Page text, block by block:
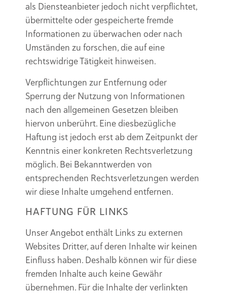
als Diensteanbieter jedoch nicht verpflichtet,
übermittelte oder gespeicherte fremde
Informationen zu überwachen oder nach
Umständen zu forschen, die auf eine
rechtswidrige Tätigkeit hinweisen.
Verpflichtungen zur Entfernung oder
Sperrung der Nutzung von Informationen
nach den allgemeinen Gesetzen bleiben
hiervon unberührt. Eine diesbezügliche
Haftung ist jedoch erst ab dem Zeitpunkt der
Kenntnis einer konkreten Rechtsverletzung
möglich. Bei Bekanntwerden von
entsprechenden Rechtsverletzungen werden
wir diese Inhalte umgehend entfernen.
HAFTUNG FÜR LINKS
Unser Angebot enthält Links zu externen
Websites Dritter, auf deren Inhalte wir keinen
Einfluss haben. Deshalb können wir für diese
fremden Inhalte auch keine Gewähr
übernehmen. Für die Inhalte der verlinkten